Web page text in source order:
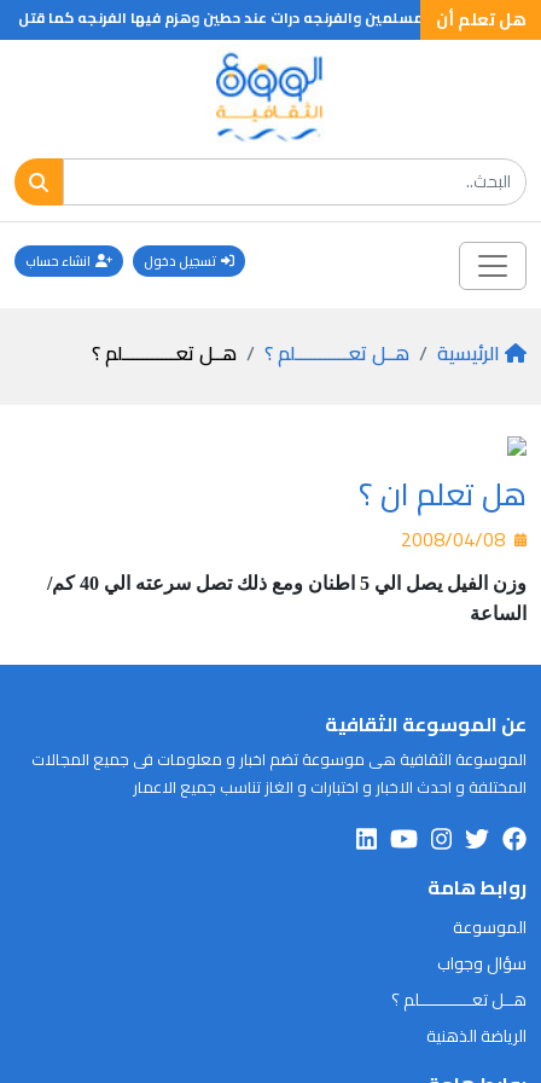
هل تعلم أن
وقعت بين المسلمين والفرنجه درات عند حطين وهزم فيها الفرنجه كما قتل
تسجيل دخول انشاء حساب
الرئيسية هــل تعـــــــــــلم ؟ هــل تعـــــــــــلم ؟
هل تعلم ان ؟
وزن الفيل يصل الي 5 اطنان ومع ذلك تصل سرعته الي 40 كم/
الساعة
عن الموسوعة الثقافية
الموسوعة الثقافية هى موسوعة تضم اخبار و معلومات فى جميع المجالات
المختلفة و احدث الاخبار و اختبارات و الغاز تناسب جميع الاعمار
روابط هامة
الموسوعة
سؤال وجواب
هــل تعـــــــــــلم ؟
الرياضة الذهنية